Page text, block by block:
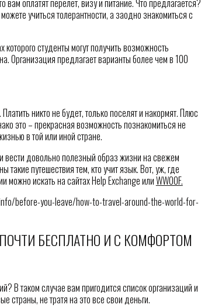
вам оплатят перелет, визу и питание. Что предлагается?
учиться толерантности, а заодно знакомиться с
студенты могут получить возможность
Организация предлагает варианты более чем в 100
никто не будет, только поселят и накормят. Плюс
это – прекрасная возможность познакомиться не
в той или иной стране.
довольно полезный образ жизни на свежем
путешествия тем, кто учит язык. Вот, уж, где
можно искать на сайтах Help Exchange илиWWOOF.
before-you-leave/how-to-travel-around-the-world-for-
БЕСПЛАТНО И С КОМФОРТОМ
В таком случае вам пригодится список организаций и
страны, не тратя на это все свои деньги.